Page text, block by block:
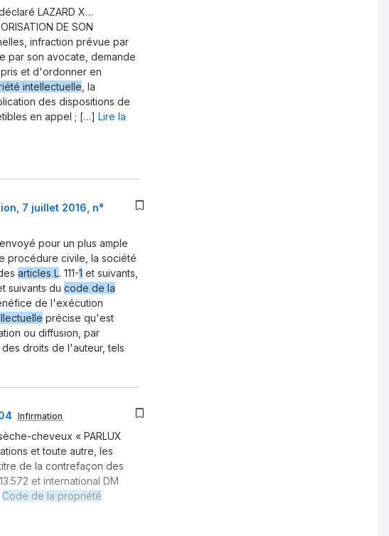
LAZARD X…
DE SON
infraction prévue par
par son avocate, demande
et d'ordonner en
intellectuelle , la
des dispositions de
en appel ; […] Lire la
7 juillet 2016, n°
pour un plus ample
procédure civile, la société
articles L. 111-1 et suivants,
suivants du code de la
de l'exécution
précise qu'est
ou diffusion, par
droits de l'auteur, tels
Infirmation
cheveux « PARLUX
et toute autre, les
de la contrefaçon des
et international DM
Code de la propriété